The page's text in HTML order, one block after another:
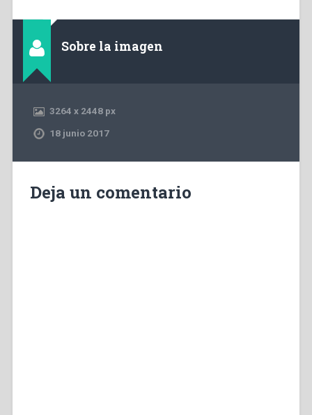
Sobre la imagen
3264 x2448 px
18 junio 2017
Deja un comentario